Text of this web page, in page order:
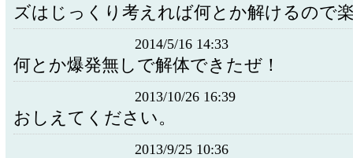
ズはじっくり考えれば何とか解けるので
2014/5/16 14:33
何とか爆発無しで解体できたぜ！
2013/10/26 16:39
おしえてください。
2013/9/25 10:36